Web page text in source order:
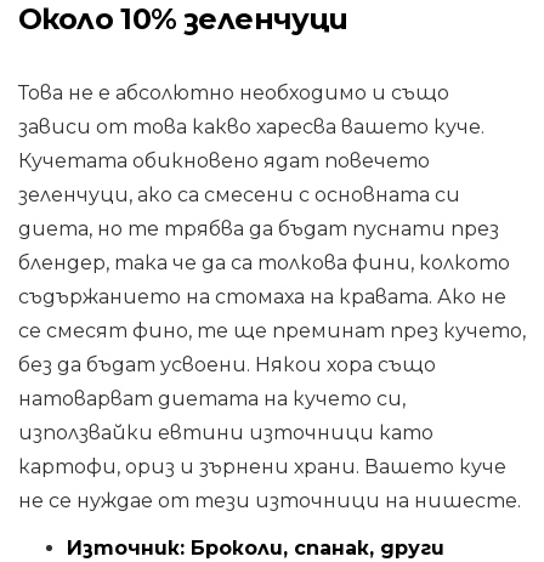
Около 10% зеленчуци
Това не е абсолютно необходимо и също
зависи от това какво харесва вашето куче.
Кучетата обикновено ядат повечето
зеленчуци, ако са смесени с основната си
диета, но те трябва да бъдат пуснати през
блендер, така че да са толкова фини, колкото
съдържанието на стомаха на кравата. Ако не
се смесят фино, те ще преминат през кучето,
без да бъдат усвоени. Някои хора също
натоварват диетата на кучето си,
използвайки евтини източници като
картофи, ориз и зърнени храни. Вашето куче
не се нуждае от тези източници на нишесте.
Източник: Броколи, спанак, други